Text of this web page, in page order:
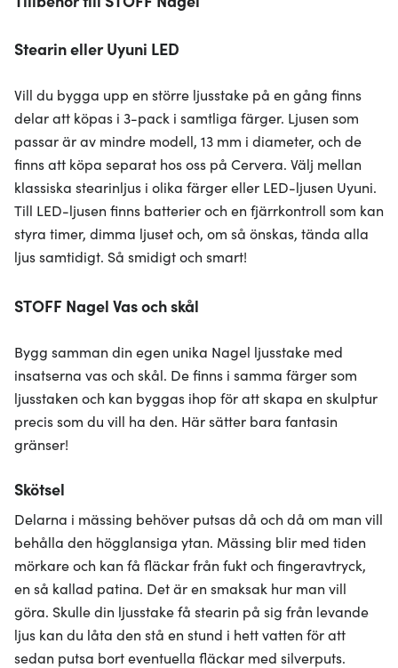
Stearin eller Uyuni LED
Vill du bygga upp en större ljusstake på en gång finns
delar att köpas i 3-pack i samtliga färger. Ljusen som
passar är av mindre modell, 13 mm i diameter, och de
finns att köpa separat hos oss på Cervera. Välj mellan
klassiska stearinljus i olika färger eller LED-ljusen Uyuni.
Till LED-ljusen finns batterier och en fjärrkontroll som kan
styra timer, dimma ljuset och, om så önskas, tända alla
ljus samtidigt. Så smidigt och smart!
STOFF Nagel Vas och skål
Bygg samman din egen unika Nagel ljusstake med
insatserna vas och skål. De finns i samma färger som
ljusstaken och kan byggas ihop för att skapa en skulptur
precis som du vill ha den. Här sätter bara fantasin
gränser!
Skötsel
Delarna i mässing behöver putsas då och då om man vill
behålla den högglansiga ytan. Mässing blir med tiden
mörkare och kan få fläckar från fukt och fingeravtryck,
en så kallad patina. Det är en smaksak hur man vill
göra. Skulle din ljusstake få stearin på sig från levande
ljus kan du låta den stå en stund i hett vatten för att
sedan putsa bort eventuella fläckar med silverputs.